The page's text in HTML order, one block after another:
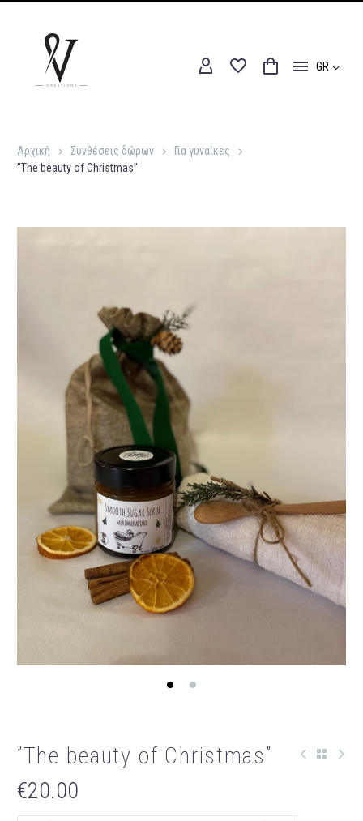
GR
Αρχική
Αρχική Συνθέσεις δώρων
Για γυναίκες
”The beauty of Christmas”
”The beauty of Christmas”
€20.00